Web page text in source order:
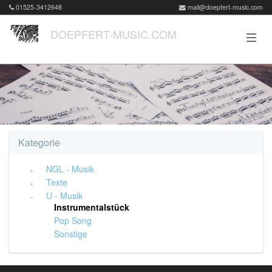
01525-3412648 mail@doepfert-music.com
DOEPFERT-MUSIC.COM
Kategorie
NGL - Musik
Texte
U - Musik
Instrumentalstück
Pop Song
Sonstige